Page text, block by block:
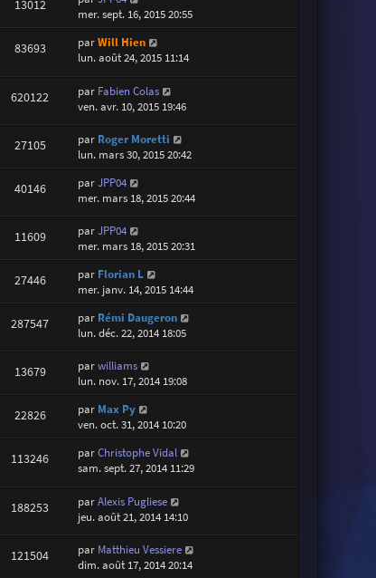
13012
mer. sept. 16, 2015 20:55
83693 parWill Hien
lun. août 24, 2015 11:14
620122 par Fabien Colas
ven. avr. 10, 2015 19:46
27105 par Roger Moretti
lun. mars 30, 2015 20:42
40146 parJPP04
mer. mars 18, 2015 20:44
11609 parJPP04
mer. mars 18, 2015 20:31
27446 par Florian L
mer. janv. 14, 2015 14:44
287547 par Rémi Daugeron
lun. déc. 22, 2014 18:05
13679 parwilliams
lun. nov. 17, 2014 19:08
22826 par Max Py
ven. oct. 31, 2014 10:20
113246 parChristophe Vidal
sam. sept. 27, 2014 11:29
188253 parAlexis Pugliese
jeu. août 21, 2014 14:10
121504 par Matthieu Vessiere
dim. août 17, 2014 20:14